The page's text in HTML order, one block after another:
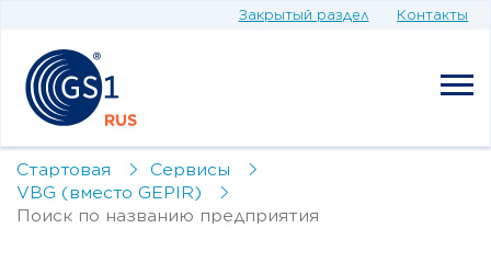
Закрытый раздел Контакты
Стартовая
Сервисы
VBG (вместо GEPIR)
Поиск по названию предприятия